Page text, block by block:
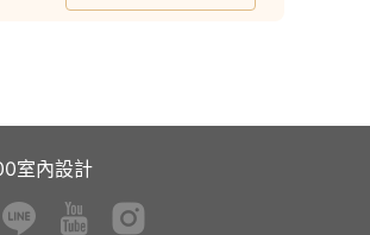
室內設計